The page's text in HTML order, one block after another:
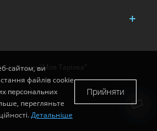
- магазин "Моя Тарілка"
системи:
сайтом, ви
файлів cookie
персональних
перегляньте
Детальніше
Прийняти